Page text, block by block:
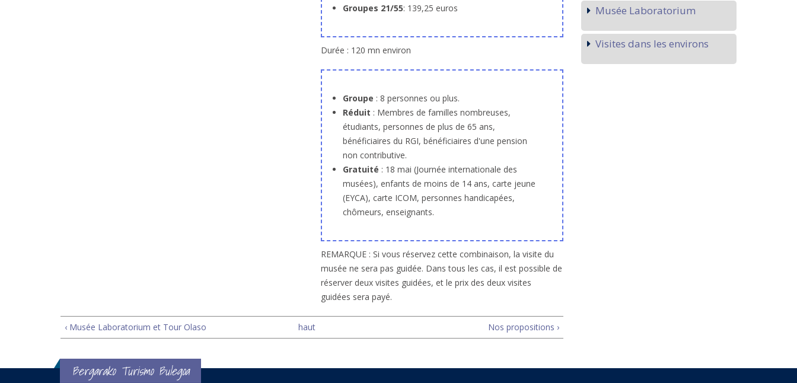
Groupes 21/55: 139,25 euros
Durée : 120 mn environ
Groupe : 8 personnes ou plus.
Réduit : Membres de familles nombreuses,
étudiants, personnes de plus de 65 ans,
bénéficiaires du RGI, bénéficiaires d'une pension
non contributive.
Gratuité : 18 mai (Journée internationale des
musées), enfants de moins de 14 ans, carte jeune
(EYCA), carte ICOM, personnes handicapées,
chômeurs, enseignants.
REMARQUE : Si vous réservez cette combinaison, la visite du
musée ne sera pas guidée. Dans tous les cas, il est possible de
réserver deux visites guidées, et le prix des deux visites
guidées sera payé.
‹ Musée Laboratorium et Tour Olaso haut Nos propositions ›
Musée Laboratorium
Visites dans les environs
Bergarako Turismo Bulegoa